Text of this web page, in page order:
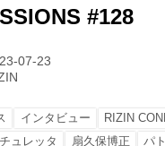
#128
07-23
インタビュー RIZIN
ュレッタ
扇久保博正 パ